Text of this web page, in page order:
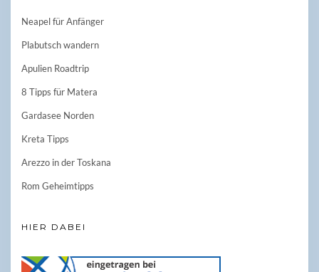
Neapel für Anfänger
Plabutsch wandern
Apulien Roadtrip
8 Tipps für Matera
Gardasee Norden
Kreta Tipps
Arezzo in der Toskana
Rom Geheimtipps
HIER DABEI